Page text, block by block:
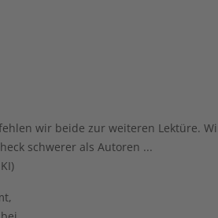
wir beide zur weiteren Lektüre.
schwerer als Autoren ...